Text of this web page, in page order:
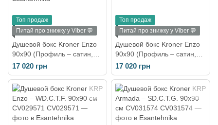
Топ продаж
Питай про знижку у Viber 💬
Душевой бокс Kroner Enzo
90x90 (Профиль – сатин,
стекло – тонированное)
CV031572
17 020 грн
Топ продаж
Питай про знижку у Viber 💬
Душевой бокс Kroner Enzo
90x90 (Профиль – сатин,
стекло – рифленое)
CV031573
17 020 грн